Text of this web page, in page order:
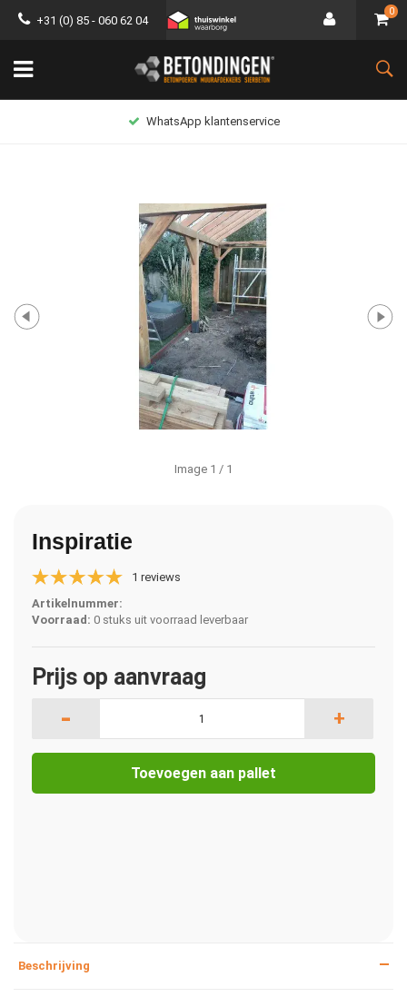
+31 (0) 85 - 060 62 04
0
WhatsApp klantenservice
Image 1 / 1
Inspiratie
1 reviews
Artikelnummer:
Voorraad: 0 stuks uit voorraad leverbaar
Prijs op aanvraag
- +
Toevoegen aan pallet
Beschrijving